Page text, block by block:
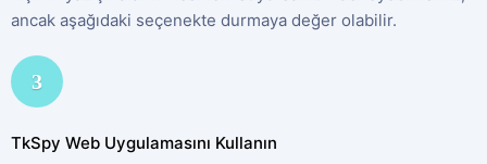
ancak aşağıdaki seçenekte durmaya değer olabilir.
3
TkSpy Web Uygulamasını Kullanın